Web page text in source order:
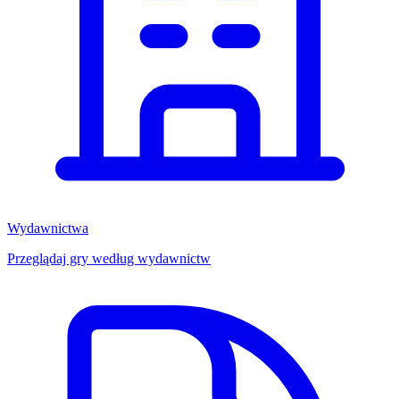
Wydawnictwa
Przeglądaj gry według wydawnictw